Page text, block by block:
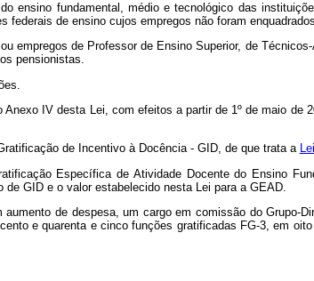
ensino fundamental, médio e tecnológico das
de ensino cujos empregos não foram
empregos de Professor de Ensino Superior, de
pensionistas.
Anexo IV desta Lei, com efeitos a partir de 1ºde maio de
de Incentivo à Docência - GID, de que trata a
Específica de Atividade Docente do Ensino
GID e o valor estabelecido nesta Lei para a GEAD.
de despesa, um cargo em comissão do
e quarenta e cinco funções gratificadas FG-3, em